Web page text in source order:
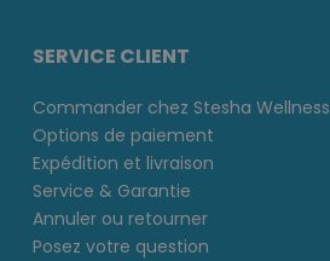
SERVICE CLIENT
Commander chez Stesha Wellness
Options de paiement
Expédition et livraison
Service & Garantie
Annuler ou retourner
Posez votre question